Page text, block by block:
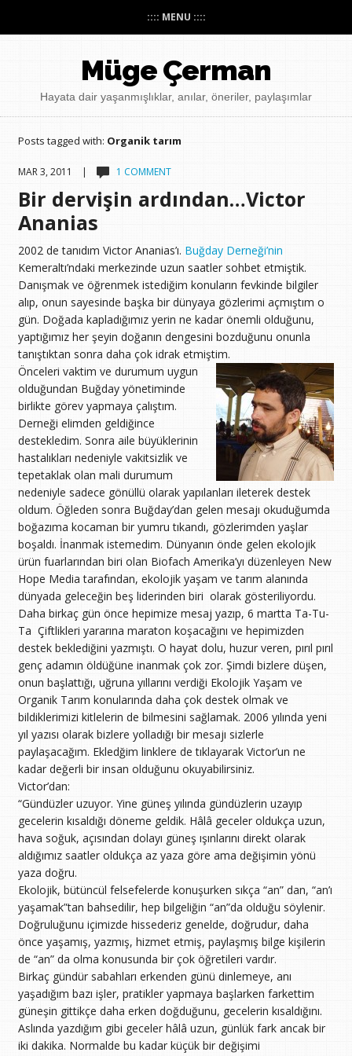
:::: MENU ::::
Müge Çerman
Hayata dair yaşanmışlıklar, anılar, öneriler, paylaşımlar
Posts tagged with: Organik tarım
MAR 3, 2011 | 1 COMMENT
Bir dervişin ardından…Victor
Ananias
2002 de tanıdım Victor Ananias’ı. Buğday Derneği’nin
Kemeraltı’ndaki merkezinde uzun saatler sohbet etmiştik.
Danışmak ve öğrenmek istediğim konuların fevkinde bilgiler
alıp, onun sayesinde başka bir dünyaya gözlerimi açmıştım o
gün. Doğada kapladığımız yerin ne kadar önemli olduğunu,
yaptığımız her şeyin doğanın dengesini bozduğunu onunla
tanıştıktan sonra daha çok idrak etmiştim.
Önceleri vaktim ve durumum uygun
olduğundan Buğday yönetiminde
birlikte görev yapmaya çalıştım.
Derneği elimden geldiğince
destekledim. Sonra aile büyüklerinin
hastalıkları nedeniyle vakitsizlik ve
tepetaklak olan mali durumum
nedeniyle sadece gönüllü olarak yapılanları ileterek destek
oldum. Öğleden sonra Buğday’dan gelen mesajı okuduğumda
boğazıma kocaman bir yumru tıkandı, gözlerimden yaşlar
boşaldı. İnanmak istemedim. Dünyanın önde gelen ekolojik
ürün fuarlarından biri olan Biofach Amerika’yı düzenleyen New
Hope Media tarafından, ekolojik yaşam ve tarım alanında
dünyada geleceğin beş liderinden biri olarak gösteriliyordu.
Daha birkaç gün önce hepimize mesaj yazıp, 6 martta Ta-Tu-
Ta Çiftlikleri yararına maraton koşacağını ve hepimizden
destek beklediğini yazmıştı. O hayat dolu, huzur veren, pırıl pırıl
genç adamın öldüğüne inanmak çok zor. Şimdi bizlere düşen,
onun başlattığı, uğruna yıllarını verdiği Ekolojik Yaşam ve
Organik Tarım konularında daha çok destek olmak ve
bildiklerimizi kitlelerin de bilmesini sağlamak. 2006 yılında yeni
yıl yazısı olarak bizlere yolladığı bir mesajı sizlerle
paylaşacağım. Ekledğim linklere de tıklayarak Victor’un ne
kadar değerli bir insan olduğunu okuyabilirsiniz.
Victor’dan:
“Gündüzler uzuyor. Yine güneş yılında gündüzlerin uzayıp
gecelerin kısaldığı döneme geldik. Hâlâ geceler oldukça uzun,
hava soğuk, açısından dolayı güneş ışınlarını direkt olarak
aldığımız saatler oldukça az yaza göre ama değişimin yönü
yaza doğru.
Ekolojik, bütüncül felsefelerde konuşurken sıkça “an” dan, “an’ı
yaşamak”tan bahsedilir, hep bilgeliğin “an”da olduğu söylenir.
Doğruluğunu içimizde hissederiz genelde, doğrudur, daha
önce yaşamış, yazmış, hizmet etmiş, paylaşmış bilge kişilerin
de “an” da olma konusunda bir çok öğretileri vardır.
Birkaç gündür sabahları erkenden günü dinlemeye, anı
yaşadığım bazı işler, pratikler yapmaya başlarken farkettim
güneşin gittikçe daha erken doğduğunu, gecelerin kısaldığını.
Aslında yazdığım gibi geceler hâlâ uzun, günlük fark ancak bir
iki dakika. Normalde bu kadar küçük bir değişimi